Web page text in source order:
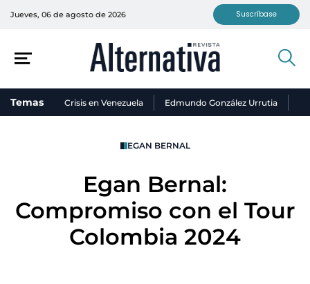
Jueves, 06 de agosto de 2026 Suscríbase
Temas Crisis en Venezuela Edmundo González Urrutia
EGAN BERNAL
Egan Bernal:
Compromiso con el Tour
Colombia 2024